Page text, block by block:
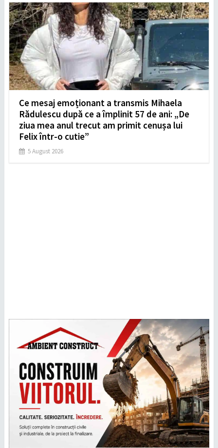
Ce mesaj emoționant a transmis Mihaela
Rădulescu după ce a împlinit 57 de ani: „De
ziua mea anul trecut am primit cenușa lui
Felix într-o cutie”
5 August 2026